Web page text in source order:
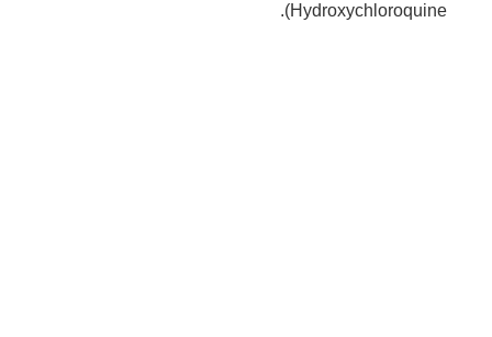
Hydroxychloroquine).